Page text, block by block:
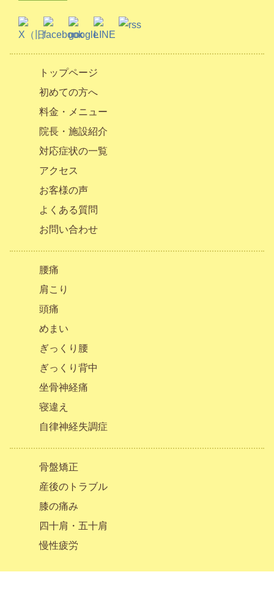
トップページ
初めての方へ
料金・メニュー
院長・施設紹介
対応症状の一覧
アクセス
お客様の声
よくある質問
お問い合わせ
腰痛
肩こり
頭痛
めまい
ぎっくり腰
ぎっくり背中
坐骨神経痛
寝違え
自律神経失調症
骨盤矯正
産後のトラブル
膝の痛み
四十肩・五十肩
慢性疲労